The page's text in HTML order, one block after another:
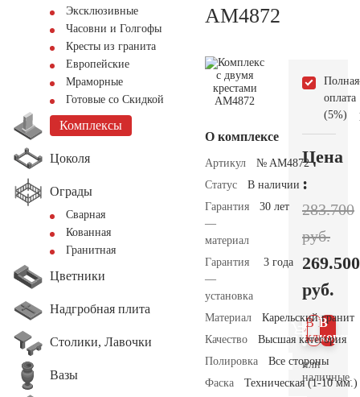
Эксклюзивные
Часовни и Голгофы
Кресты из гранита
Европейские
Мраморные
Готовые со Скидкой
Комплексы
Цоколя
Ограды
Сварная
Кованная
Гранитная
Цветники
Надгробная плита
Столики, Лавочки
Вазы
AM4872
О комплексе
Артикул
№ AM4872
Статус
В наличии
Гарантия
—
материал
30 лет
Гарантия
—
установка
3 года
Материал
Карельский гранит
Качество
Высшая категория
Полировка
Все стороны
Фаска
Техническая (1-10 мм.)
Полная
оплата
(5%)
Цена
:
283.700
руб.
269.500
руб.
В
В 1
клик
или
наличные.